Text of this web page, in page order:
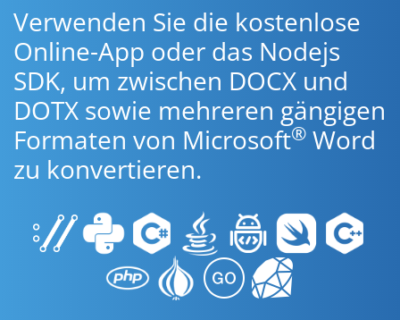
Verwenden Sie die kostenlose
Online-App oder das Nodejs
SDK, um zwischen DOCX und
DOTX sowie mehreren gängigen
Formaten von Microsoft® Word
zu konvertieren.